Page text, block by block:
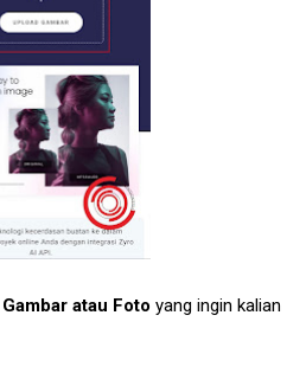
atau Foto yang ingin kalian